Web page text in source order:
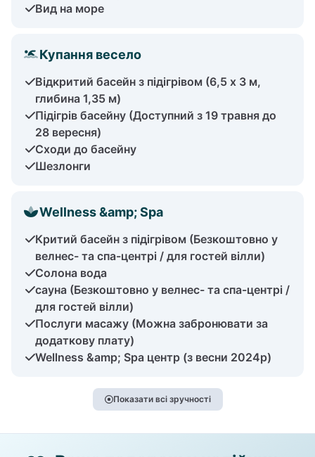
Вид на море
Купання весело
Відкритий басейн з підігрівом (6,5 х 3 м,
глибина 1,35 м)
Підігрів басейну (Доступний з 19 травня до
28 вересня)
Сходи до басейну
Шезлонги
Wellness &amp; Spa
Критий басейн з підігрівом (Безкоштовно у
велнес- та спа-центрі / для гостей вілли)
Солона вода
сауна (Безкоштовно у велнес- та спа-центрі /
для гостей вілли)
Послуги масажу (Можна забронювати за
додаткову плату)
Wellness &amp; Spa центр (з весни 2024р)
Показати всі зручності